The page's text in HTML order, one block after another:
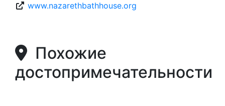
www.nazarethbathhouse.org
Похожие
достопримечательности